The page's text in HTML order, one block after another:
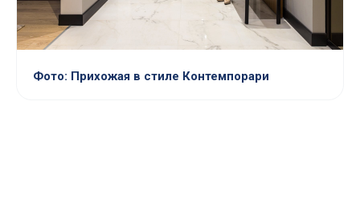
Фото: Прихожая в стиле Контемпорари